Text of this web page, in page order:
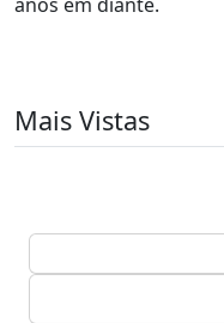
Mais Vistas